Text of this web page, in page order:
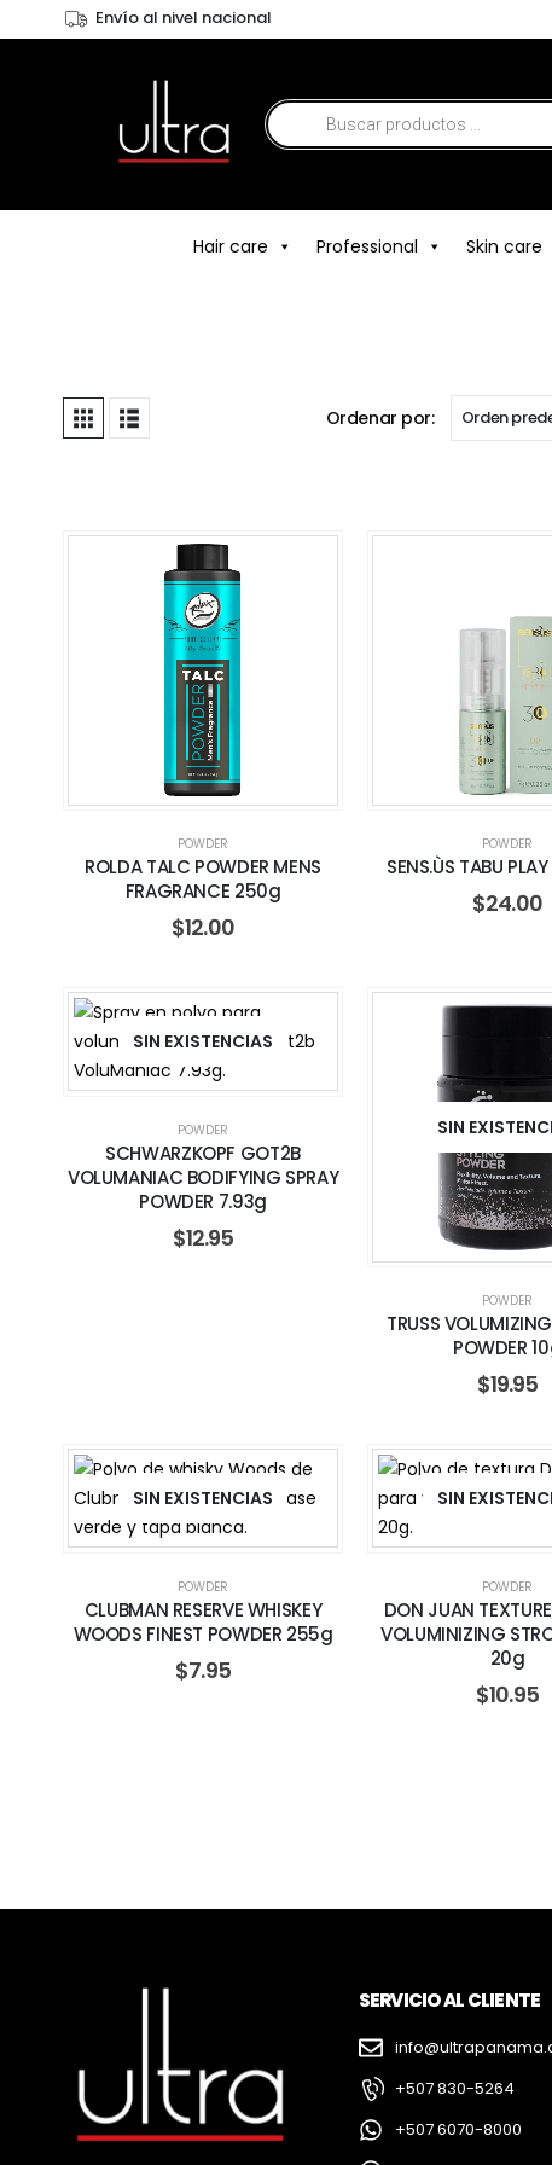
Envío al nivel nacional
Hair care Professional Skin care
Ordenar por:
POWDER
ROLDA TALC POWDER MENS
FRAGRANCE 250g
$12.00
POWDER
SENS.ÙS TABU
$24.00
SIN EXISTENCIAS
POWDER
SCHWARZKOPF GOT2B
VOLUMANIAC BODIFYING SPRAY
POWDER 7.93g
$12.95
SIN
POWDER
TRUSS
POWDER
$19.95
SIN EXISTENCIAS
POWDER
CLUBMAN RESERVE WHISKEY
WOODS FINEST POWDER 255g
$7.95
SIN
POWDER
DON JUAN
VOLUMINIZING
20g
$10.95
SERVICIO AL CLIENTE
+507 830-5264
+507 6070-8000